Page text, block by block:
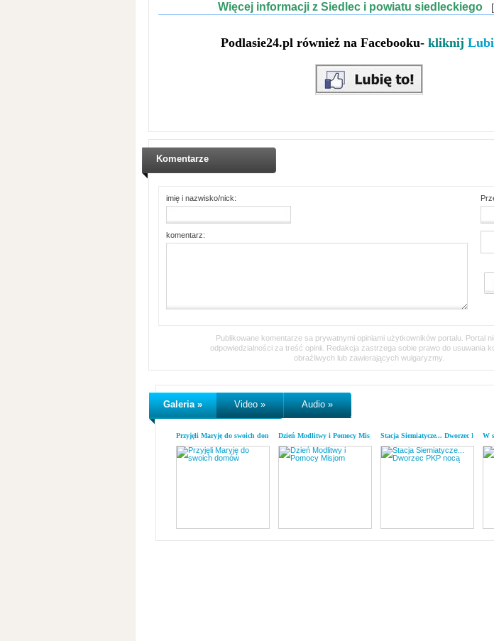
Więcej informacji z Siedlec i powiatu siedleckiego
Podlasie24.pl również na Facebooku- kliknij
Komentarze
imię i nazwisko/nick:
komentarz:
Publikowane komentarze sa prywatnymi opiniami użytkowników portalu. Portal
odpowiedzialności za treść opinii. Redakcja zastrzega sobie prawo do usuwania
obraźliwych lub zawierających wulgaryzmy.
Galeria » Video » Audio »
Przyjęli Maryję do swoich domówDzień Modlitwy i Pomocy MisjomStacja Siemiatycze... Dworzec PKPW